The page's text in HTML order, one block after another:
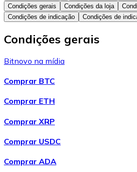
Condições gerais
Condições da loja
Condições de indicação
Condições de
Condições gerais
Bitnovo na mídia
Comprar BTC
Comprar ETH
Comprar XRP
Comprar USDC
Comprar ADA